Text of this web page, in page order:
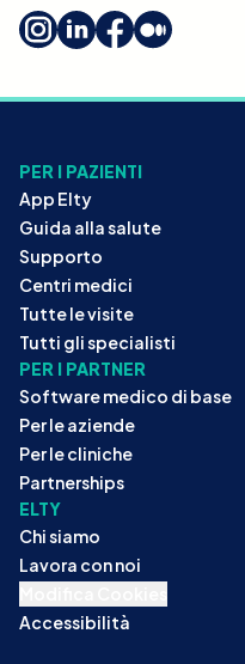
PER I PAZIENTI
App Elty
Guida alla salute
Supporto
Centri medici
Tutte le visite
Tutti gli specialisti
PER I PARTNER
Software medico di base
Per le aziende
Per le cliniche
Partnerships
ELTY
Chi siamo
Lavora con noi
Accessibilità